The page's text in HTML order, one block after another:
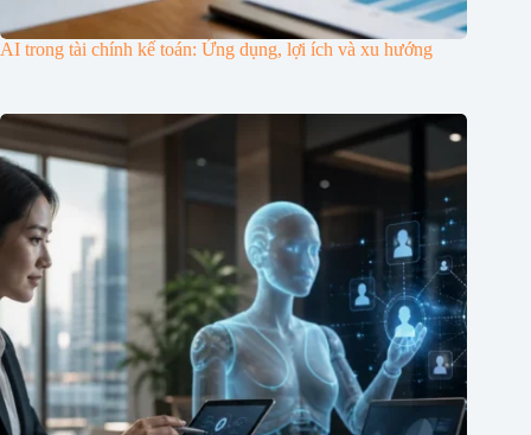
AI trong tài chính kế toán: Ứng dụng, lợi ích và xu hướng